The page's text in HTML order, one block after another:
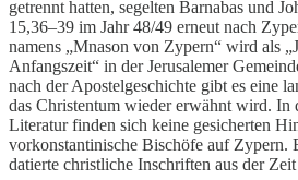
getrennt hatten, segelten Barnabas und
15,36–39 im Jahr 48/49 erneut nach
namens „Mnason von Zypern“ wird als
Anfangszeit“ in der Jerusalemer
nach der Apostelgeschichte gibt es eine
das Christentum wieder erwähnt wird. In
Literatur finden sich keine gesicherten
vorkonstantinische Bischöfe auf Zypern.
datierte christliche Inschriften aus der